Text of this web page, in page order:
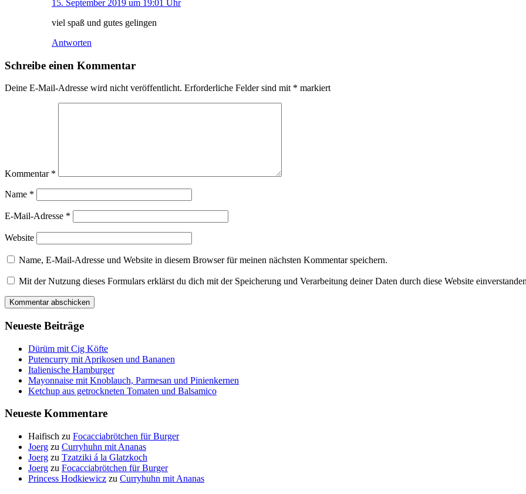
15. September 2019 um 19:01 Uhr
viel spaß und gutes gelingen
Antworten
Schreibe einen Kommentar
Deine E-Mail-Adresse wird nicht veröffentlicht. Erforderliche Felder sind mit * markiert
Kommentar *
Name *
E-Mail-Adresse *
Website
Name, E-Mail-Adresse und Website in diesem Browser für meinen nächsten Kommentar speichern.
Mit der Nutzung dieses Formulars erklärst du dich mit der Speicherung und Verarbeitung deiner Daten durch diese Website
Neueste Beiträge
Dürüm mit Cig Köfte
Putencurry mit Aprikosen und Bananen
Italienische Hamburger
Mayonnaise mit Knoblauch, Parmesan und Pinienkernen
Ketchup aus getrockneten Tomaten und Balsamico
Neueste Kommentare
Haifisch zu Focacciabrötchen für Burger
Joerg zu Curryhuhn mit Ananas
Joerg zu Tzatziki á la Glatzkoch
Joerg zu Focacciabrötchen für Burger
Princess Hodkiewicz zu Curryhuhn mit Ananas